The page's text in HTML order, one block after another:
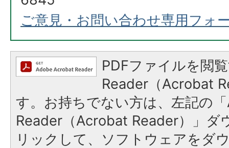
ご意見・お問い合わせ専用フォ
PDFファイルを閲
Reader（Acrobat
す。お持ちでない方は、左記の
Reader（Acrobat Reader）」ダ
リックして、ソフトウェアをダ